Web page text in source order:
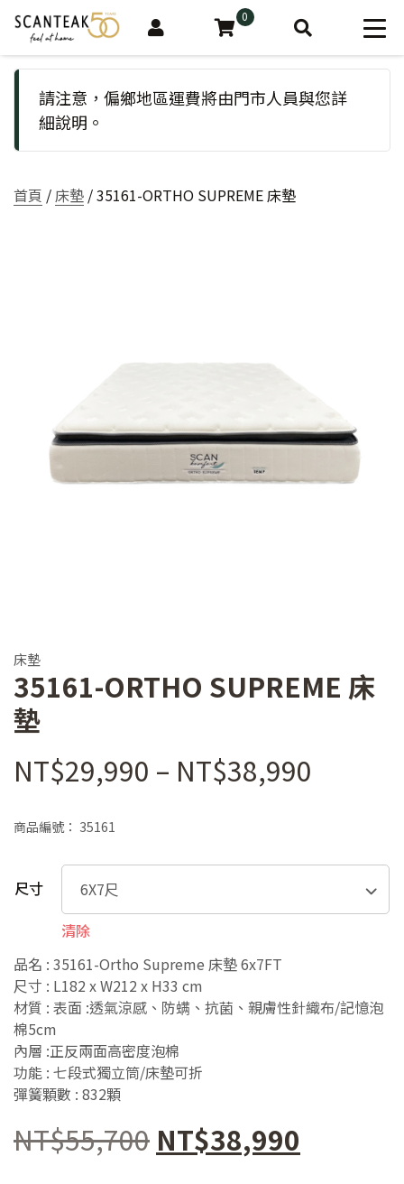
0
請注意，偏鄉地區運費將由門市人員與您詳
細說明。
首頁 / 床墊 / 35161-ORTHO SUPREME 床墊
床墊
35161-ORTHO SUPREME 床
墊
NT$29,990 – NT$38,990
商品編號： 35161
尺寸
清除
品名 : 35161-Ortho Supreme 床墊 6x7FT
尺寸 : L182 x W212 x H33 cm
材質 : 表面 :透氣涼感、防螨、抗菌、親膚性針織布/記憶泡
棉5cm
內層 :正反兩面高密度泡棉
功能 : 七段式獨立筒/床墊可折
彈簧顆數 : 832顆
NT$55,700 原
NT$38,990